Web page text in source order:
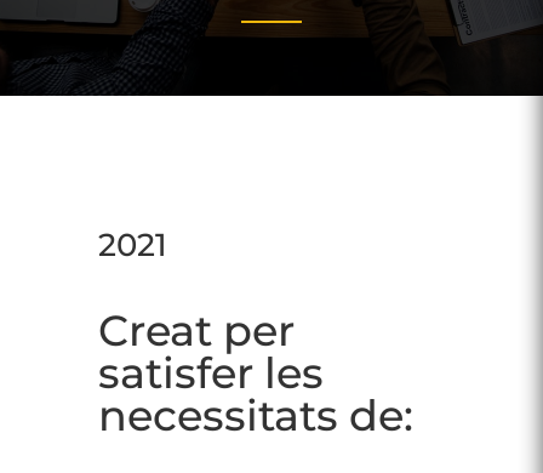
2021
Creat per
satisfer les
necessitats de: